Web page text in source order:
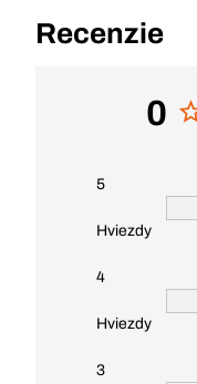
Recenzie
0
5
Hviezdy
4
Hviezdy
3